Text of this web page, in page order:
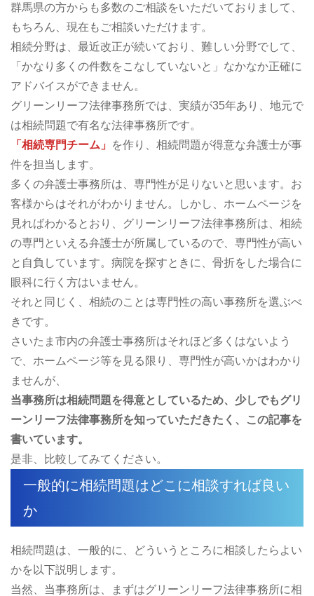
群馬県の方からも多数のご相談をいただいておりまして、
もちろん、現在もご相談いただけます。
相続分野は、最近改正が続いており、難しい分野でして、
「かなり多くの件数をこなしていないと」なかなか正確に
アドバイスができません。
グリーンリーフ法律事務所では、実績が35年あり、地元で
は相続問題で有名な法律事務所です。
「相続専門チーム」
を作り、相続問題が得意な弁護士が事
件を担当します。
多くの弁護士事務所は、専門性が足りないと思います。お
客様からはそれがわかりません。しかし、ホームページを
見ればわかるとおり、グリーンリーフ法律事務所は、相続
の専門といえる弁護士が所属しているので、専門性が高い
と自負しています。病院を探すときに、骨折をした場合に
眼科に行く方はいません。
それと同じく、相続のことは専門性の高い事務所を選ぶべ
きです。
さいたま市内の弁護士事務所はそれほど多くはないよう
で、ホームページ等を見る限り、専門性が高いかはわかり
ませんが、
当事務所は相続問題を得意としているため、少しでもグリ
ーンリーフ法律事務所を知っていただきたく、この記事を
書いています。
是非、比較してみてください。
一般的に相続問題はどこに相談すれば良い
か
相続問題は、一般的に、どういうところに相談したらよい
かを以下説明します。
当然、当事務所は、まずはグリーンリーフ法律事務所に相